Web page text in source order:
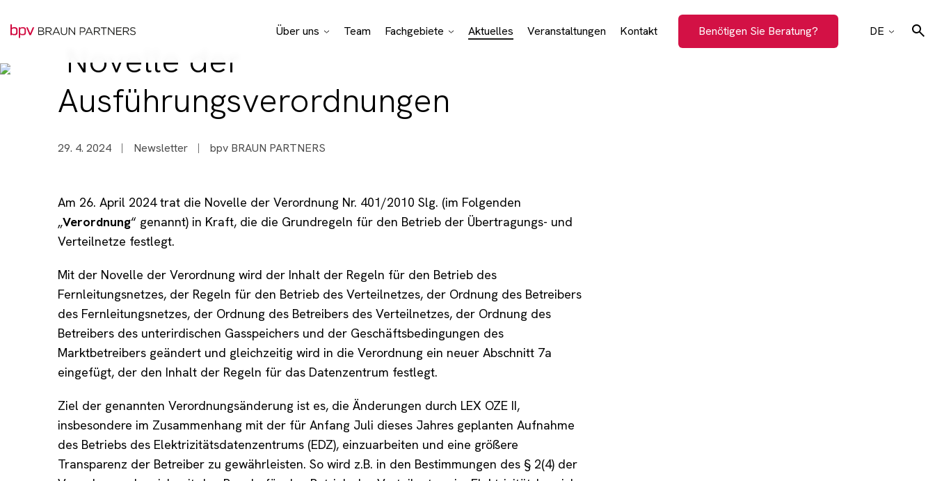
Über uns
Team
Fachgebiete
Geschäftsfelder
Aktuelles Veranstaltungen Kontakt Benötigen Sie Beratung?
DE
Novelle der
Ausführungsverordnungen
29. 4. 2024 Newsletter bpv BRAUN PARTNERS
Am 26. April 2024 trat die Novelle der Verordnung Nr. 401/2010 Slg. (im Folgenden
„Verordnung“ genannt) in Kraft, die die Grundregeln für den Betrieb der Übertragungs- und
Verteilnetze festlegt.
Mit der Novelle der Verordnung wird der Inhalt der Regeln für den Betrieb des
Fernleitungsnetzes, der Regeln für den Betrieb des Verteilnetzes, der Ordnung des Betreibers
des Fernleitungsnetzes, der Ordnung des Betreibers des Verteilnetzes, der Ordnung des
Betreibers des unterirdischen Gasspeichers und der Geschäftsbedingungen des
Marktbetreibers geändert und gleichzeitig wird in die Verordnung ein neuer Abschnitt 7a
eingefügt, der den Inhalt der Regeln für das Datenzentrum festlegt.
Ziel der genannten Verordnungsänderung ist es, die Änderungen durch LEX OZE II,
insbesondere im Zusammenhang mit der für Anfang Juli dieses Jahres geplanten Aufnahme
des Betriebs des Elektrizitätsdatenzentrums (EDZ), einzuarbeiten und eine größere
Transparenz der Betreiber zu gewährleisten. So wird z.B. in den Bestimmungen des § 2(4) der